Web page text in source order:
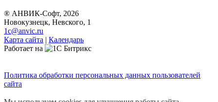
® АНВИК-Софт, 2026
Новокузнецк, Невского, 1
1c@anvic.ru
Карта сайта | Календарь
Работает на
Политика обработки персональных данных пользователей
сайта